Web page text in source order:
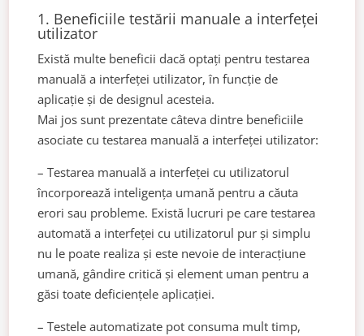
1. Beneficiile testării manuale a interfeței
utilizator
Există multe beneficii dacă optați pentru testarea
manuală a interfeței utilizator, în funcție de
aplicație și de designul acesteia.
Mai jos sunt prezentate câteva dintre beneficiile
asociate cu testarea manuală a interfeței utilizator:
– Testarea manuală a interfeței cu utilizatorul
încorporează inteligența umană pentru a căuta
erori sau probleme. Există lucruri pe care testarea
automată a interfeței cu utilizatorul pur și simplu
nu le poate realiza și este nevoie de interacțiune
umană, gândire critică și element uman pentru a
găsi toate deficiențele aplicației.
– Testele automatizate pot consuma mult timp,